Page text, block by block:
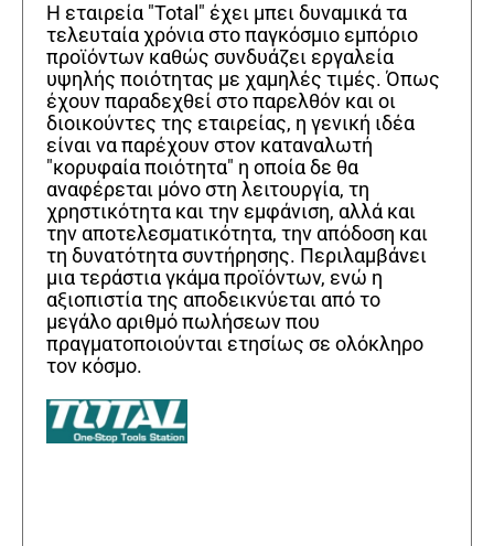
Η εταιρεία "Total" έχει μπει δυναμικά τα
τελευταία χρόνια στο παγκόσμιο εμπόριο
προϊόντων καθώς συνδυάζει εργαλεία
υψηλής ποιότητας με χαμηλές τιμές. Όπως
έχουν παραδεχθεί στο παρελθόν και οι
διοικούντες της εταιρείας, η γενική ιδέα
είναι να παρέχουν στον καταναλωτή
"κορυφαία ποιότητα" η οποία δε θα
αναφέρεται μόνο στη λειτουργία, τη
χρηστικότητα και την εμφάνιση, αλλά και
την αποτελεσματικότητα, την απόδοση και
τη δυνατότητα συντήρησης. Περιλαμβάνει
μια τεράστια γκάμα προϊόντων, ενώ η
αξιοπιστία της αποδεικνύεται από το
μεγάλο αριθμό πωλήσεων που
πραγματοποιούνται ετησίως σε ολόκληρο
τον κόσμο.